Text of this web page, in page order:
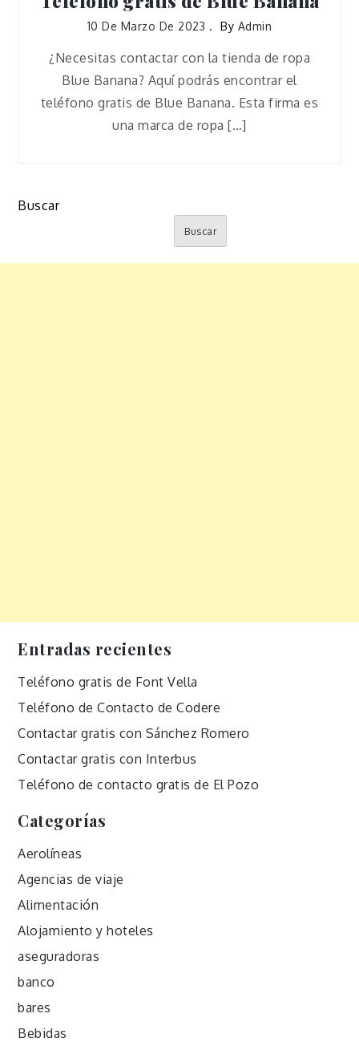
10 De Marzo De 2023 By Admin
¿Necesitas contactar con la tienda de ropa
Blue Banana? Aquí podrás encontrar el
teléfono gratis de Blue Banana. Esta firma es
una marca de ropa […]
Buscar
Buscar
Entradas recientes
Teléfono gratis de Font Vella
Teléfono de Contacto de Codere
Contactar gratis con Sánchez Romero
Contactar gratis con Interbus
Teléfono de contacto gratis de El Pozo
Categorías
Aerolíneas
Agencias de viaje
Alimentación
Alojamiento y hoteles
aseguradoras
banco
bares
Bebidas